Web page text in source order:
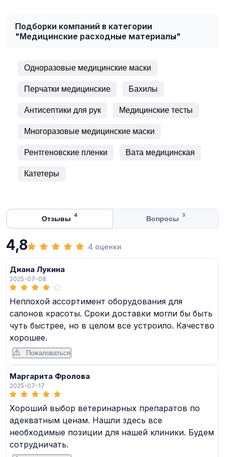
Подборки компаний в категории
"Медицинские расходные материалы"
Одноразовые медицинские маски
Перчатки медицинские Бахилы
Антисептики для рук Медицинские тесты
Многоразовые медицинские маски
Рентгеновские пленки Вата медицинская
Катетеры
Отзывы 4 Вопросы 3
4,8 4 оценки
Диана Лукина
2025-07-08
Неплохой ассортимент оборудования для
салонов красоты. Сроки доставки могли бы быть
чуть быстрее, но в целом все устроило. Качество
хорошее.
Пожаловаться
Маргарита Фролова
2025-07-17
Хороший выбор ветеринарных препаратов по
адекватным ценам. Нашли здесь все
необходимые позиции для нашей клиники. Будем
сотрудничать.